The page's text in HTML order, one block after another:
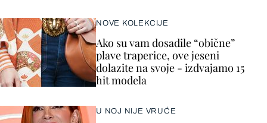
NOVE KOLEKCIJE
Ako su vam dosadile “obične”
plave traperice, ove jeseni
dolazite na svoje - izdvajamo 15
hit modela
U NOJ NIJE VRUĆE